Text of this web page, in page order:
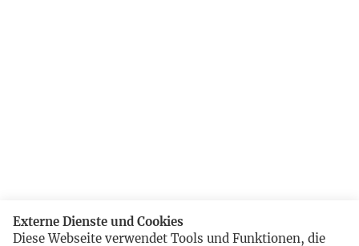
Externe Dienste und Cookies
Diese Webseite verwendet Tools und Funktionen, die